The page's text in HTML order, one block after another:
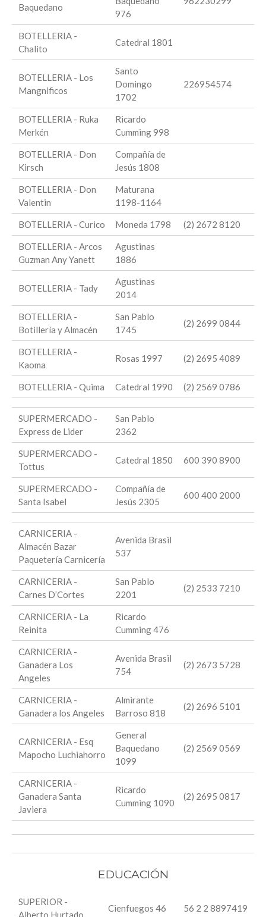
Baquedano
976
BOTELLERIA -
Chalito
Catedral 1801
BOTELLERIA - Los
Mangnificos
Santo
Domingo
1702
226954574
BOTELLERIA - Ruka
Merkén
Ricardo
Cumming 998
BOTELLERIA - Don
Kirsch
Compañía de
Jesús 1808
BOTELLERIA - Don
Valentin
Maturana
1198-1164
BOTELLERIA - Curico Moneda 1798 (2) 2672 8120
BOTELLERIA - Arcos
Guzman Any Yanett
Agustinas
1886
BOTELLERIA - Tady
Agustinas
2014
BOTELLERIA -
Botillería y Almacén
San Pablo
1745
(2) 2699 0844
BOTELLERIA -
Kaoma
Rosas 1997 (2) 2695 4089
BOTELLERIA - Quima Catedral 1990 (2) 2569 0786
SUPERMERCADO -
Express de Lider
San Pablo
2362
SUPERMERCADO -
Tottus
Catedral 1850 600 390 8900
SUPERMERCADO -
Santa Isabel
Compañía de
Jesús 2305
600 400 2000
CARNICERIA -
Almacén Bazar
Paquetería Carnicería
Avenida Brasil
537
CARNICERIA -
Carnes D’Cortes
San Pablo
2201
(2) 2533 7210
CARNICERIA - La
Reinita
Ricardo
Cumming 476
CARNICERIA -
Ganadera Los
Angeles
Avenida Brasil
754
(2) 2673 5728
CARNICERIA -
Ganadera los Angeles
Almirante
Barroso 818
(2) 2696 5101
CARNICERIA - Esq
Mapocho Luchiahorro
General
Baquedano
1099
(2) 2569 0569
CARNICERIA -
Ganadera Santa
Javiera
Ricardo
Cumming 1090
(2) 2695 0817
EDUCACIÓN
SUPERIOR -
Alberto Hurtado
Cienfuegos 46 56 2 2 8897419